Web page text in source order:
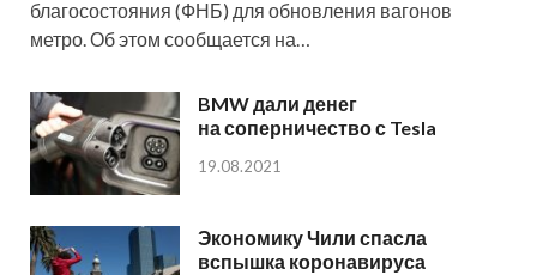
благосостояния (ФНБ) для обновления вагонов
метро. Об этом сообщается на…
BMW дали денег
на соперничество с Tesla
19.08.2021
Экономику Чили спасла
вспышка коронавируса